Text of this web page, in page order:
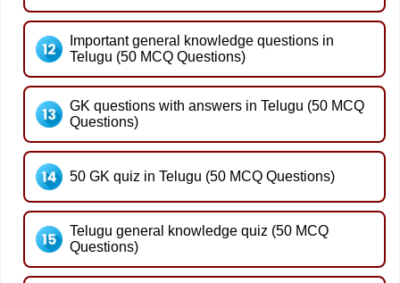
Important general knowledge questions in
Telugu (50 MCQ Questions)
GK questions with answers in Telugu (50 MCQ
Questions)
50 GK quiz in Telugu (50 MCQ Questions)
Telugu general knowledge quiz (50 MCQ
Questions)